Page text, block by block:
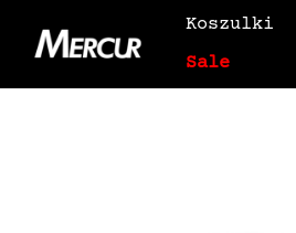
Koszulki
Sale